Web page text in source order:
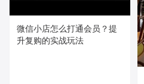
微信小店怎么打通会员？提
升复购的实战玩法